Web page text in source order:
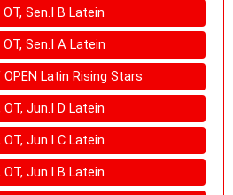
OT, Sen.I B Latein
OT, Sen.I A Latein
OPEN Latin Rising Stars
OT, Jun.I D Latein
OT, Jun.I C Latein
OT, Jun.I B Latein